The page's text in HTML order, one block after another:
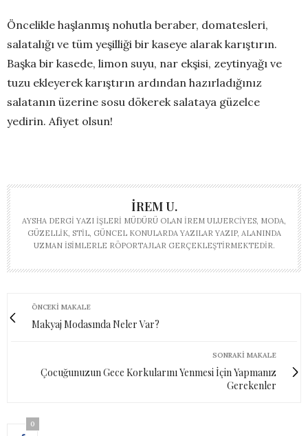
Öncelikle haşlanmış nohutla beraber, domatesleri,
salatalığı ve tüm yeşilliği bir kaseye alarak karıştırın.
Başka bir kasede, limon suyu, nar ekşisi, zeytinyağı ve
tuzu ekleyerek karıştırın ardından hazırladığınız
salatanın üzerine sosu dökerek salataya güzelce
yedirin. Afiyet olsun!
İREM U.
AYSHA DERGI YAZI İŞLERI MÜDÜRÜ OLAN İREM ULUERCIYES, MODA,
GÜZELLIK, STIL, GÜNCEL KONULARDA YAZILAR YAZIP, ALANINDA
UZMAN ISIMLERLE RÖPORTAJLAR GERÇEKLEŞTIRMEKTEDIR.
ÖNCEKI MAKALE
Makyaj Modasında Neler Var?
SONRAKI MAKALE
Çocuğunuzun Gece Korkularını Yenmesi İçin Yapmanız
Gerekenler
0